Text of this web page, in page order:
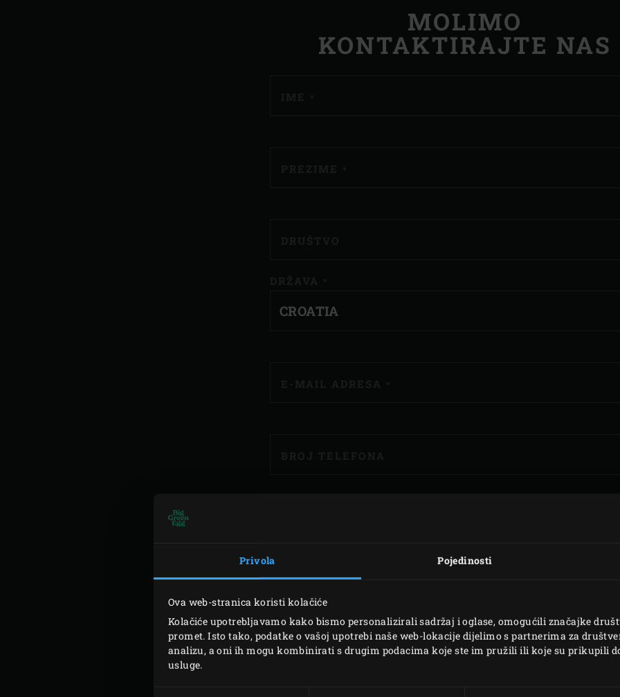
Privola Pojedinosti
Ova web-stranica koristi kolačiće
Kolačiće upotrebljavamo kako bismo personalizirali sadržaj i oglase, omogućili značajke
promet. Isto tako, podatke o vašoj upotrebi naše web-lokacije dijelimo s partnerima za
analizu, a oni ih mogu kombinirati s drugim podacima koje ste im pružili ili koje su prikupili
usluge.
MOLIMO
KONTAKTIRAJTE NAS
ZAHTJEV ZA KONTAKT